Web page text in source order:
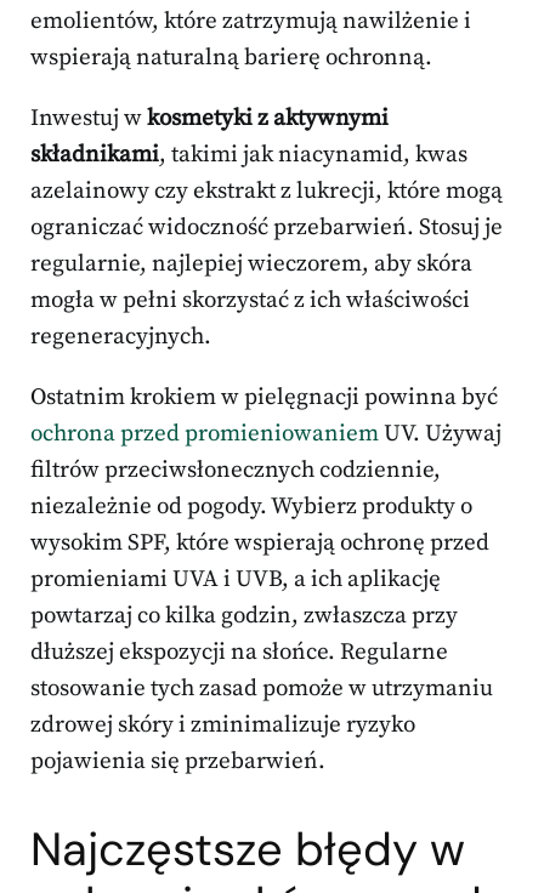
emolientów, które zatrzymują nawilżenie i
wspierają naturalną barierę ochronną.
Inwestuj wkosmetyki z aktywnymi
składnikami, takimi jak niacynamid, kwas
azelainowy czy ekstrakt z lukrecji, które mogą
ograniczać widoczność przebarwień. Stosuj je
regularnie, najlepiej wieczorem, aby skóra
mogła w pełni skorzystać z ich właściwości
regeneracyjnych.
Ostatnim krokiem w pielęgnacji powinna być
ochrona przed promieniowaniemUV. Używaj
filtrów przeciwsłonecznych codziennie,
niezależnie od pogody. Wybierz produkty o
wysokim SPF, które wspierają ochronę przed
promieniami UVA i UVB, a ich aplikację
powtarzaj co kilka godzin, zwłaszcza przy
dłuższej ekspozycji na słońce. Regularne
stosowanie tych zasad pomoże w utrzymaniu
zdrowej skóry i zminimalizuje ryzyko
pojawienia się przebarwień.
Najczęstsze błędy w